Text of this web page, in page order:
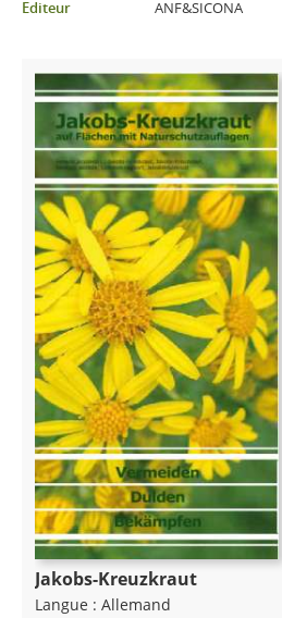
Editeur
ANF&SICONA
Jakobs-Kreuzkraut
Langue : Allemand